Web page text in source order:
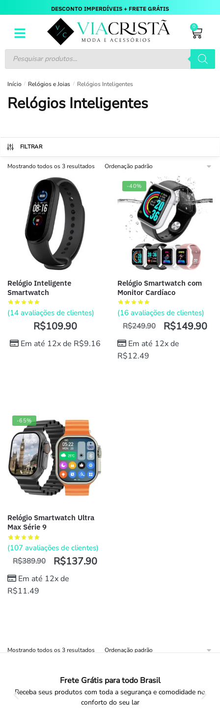
DESCONTO IMPERDÍVEIS + FRETE GRÁTIS
0
Início / Relógios e Joias / Relógios Inteligentes
Relógios Inteligentes
FILTRAR
Mostrando todos os 3 resultados
Relógio Inteligente
Smartwatch
(14 avaliações de clientes)
R$109.90
Em até 12x de R$9.16
-40%
Relógio Smartwatch com
Monitor Cardíaco
(16 avaliações de clientes)
R$249.90 R$149.90
Em até 12x de
R$12.49
-65%
Relógio Smartwatch Ultra
Max Série 9
(107 avaliações de clientes)
R$389.90 R$137.90
Em até 12x de
R$11.49
Mostrando todos os 3 resultados
Frete Grátis para todo Brasil
Receba seus produtos com toda a segurança e comodidade no
conforto do seu lar